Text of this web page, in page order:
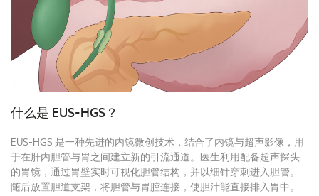
什么是 EUS-HGS？
EUS-HGS 是一种先进的内镜微创技术，结合了内镜与超声影像，用
于在肝内胆管与胃之间建立新的引流通道。医生利用配备超声探头
的胃镜，通过胃壁实时可视化胆管结构，并以细针穿刺进入胆管。
随后放置胆道支架，将胆管与胃腔连接，使胆汁能直接排入胃中。